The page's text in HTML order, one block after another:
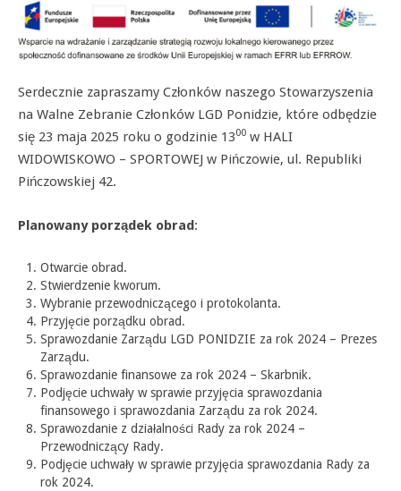
Serdecznie zapraszamy Członków naszego Stowarzyszenia
na Walne Zebranie Członków LGD Ponidzie, które odbędzie
się 23 maja 2025 roku o godzinie 1300 w HALI
WIDOWISKOWO – SPORTOWEJ w Pińczowie, ul. Republiki
Pińczowskiej 42.
Planowany porządek obrad:
Otwarcie obrad.
Stwierdzenie kworum.
Wybranie przewodniczącego i protokolanta.
Przyjęcie porządku obrad.
Sprawozdanie Zarządu LGD PONIDZIE za rok 2024 – Prezes
Zarządu.
Sprawozdanie finansowe za rok 2024 – Skarbnik.
Podjęcie uchwały w sprawie przyjęcia sprawozdania
finansowego i sprawozdania Zarządu za rok 2024.
Sprawozdanie z działalności Rady za rok 2024 –
Przewodniczący Rady.
Podjęcie uchwały w sprawie przyjęcia sprawozdania Rady za
rok 2024.